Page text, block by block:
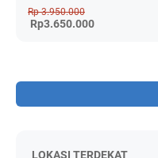
Rp 3.950.000
Rp3.650.000
LOKASI TERDEKAT